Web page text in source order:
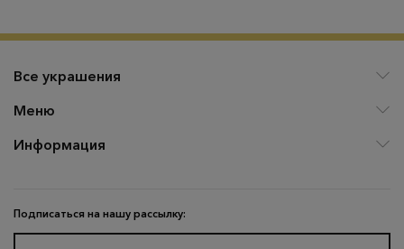
Подписаться на нашу рассылку:
Все украшения
Меню
Информация